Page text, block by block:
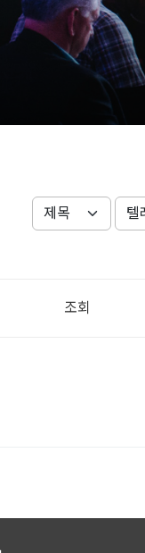
조회